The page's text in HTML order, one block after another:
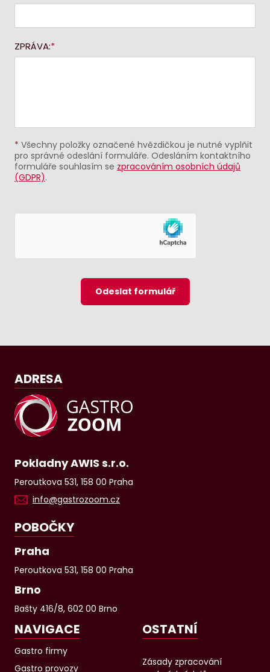
ZPRÁVA:
* Všechny položky označené hvězdičkou je nutné vyplňit
pro správné odeslání formuláře. Odesláním kontaktního
formuláře souhlasím se zpracováním osobních údajů
(GDPR).
Odeslat formulář
ADRESA
Pokladny AWIS s.r.o.
Peroutkova 531, 158 00 Praha
info@gastrozoom.cz
POBOČKY
Praha
Peroutkova 531, 158 00 Praha
Brno
Bašty 416/8, 602 00 Brno
NAVIGACE
Gastro firmy
Gastro provozy
OSTATNÍ
Zásady zpracování